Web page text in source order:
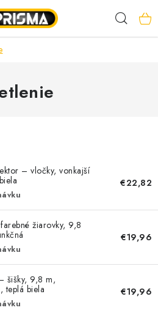
A OSTATNÉ
A VENTILÁCIA
– vločky, vonkajší
€22,82
žiarovky, 9,8
€19,96
šišky, 9,8 m,
teplá biela
€19,96